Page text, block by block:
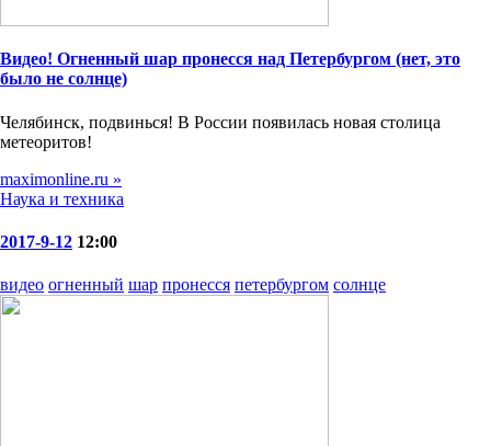
Видео! Огненный шар пронесся над Петербургом (нет, это
было не солнце)
Челябинск, подвинься! В России появилась новая столица
метеоритов!
maximonline.ru »
Наука и техника
2017-9-12 12:00
видео огненный шар пронесся петербургом солнце